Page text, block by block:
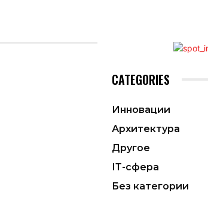
CATEGORIES
Инновации
Архитектура
Другое
ІТ-сфера
Без категории